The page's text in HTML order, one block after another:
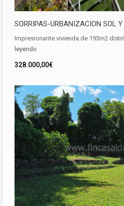
SORRIPAS-URBANIZACION SOL Y
Impresionante vivienda de 193m2
leyendo
328.000,00€